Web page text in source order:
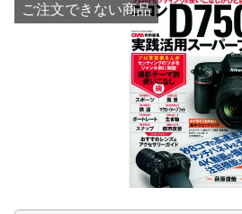
ご注文できない商品